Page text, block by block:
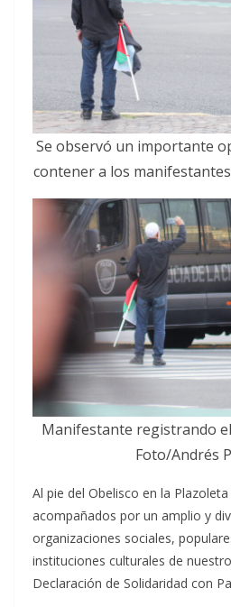
Se observó un importante
contener a los
Manifestante registrando
Foto/Andrés
Al pie del Obelisco en la
acompañados por un amplio y
organizaciones sociales,
instituciones culturales de
Declaración de Solidaridad con